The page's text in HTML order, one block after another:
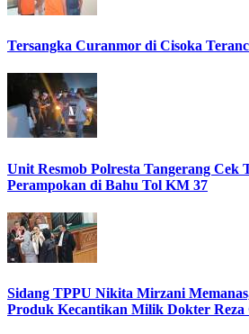
Tersangka Curanmor di Cisoka
Unit Resmob Polresta Tangerang Cek
Perampokan di Bahu Tol KM 37
Sidang TPPU Nikita Mirzani
Produk Kecantikan Milik Dokter Reza